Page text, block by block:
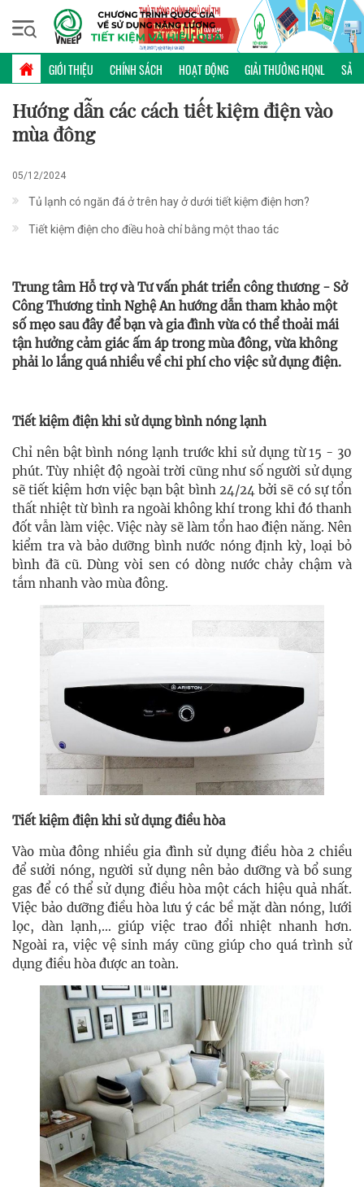
GIỚI THIỆU CHÍNH SÁCH HOẠT ĐỘNG GIẢI THƯỞNG HQNL SẢN
Thứ bảy, 08/08/2026 | 23:34 GMT+7
MẸO HỮU ÍCH
Hướng dẫn các cách tiết kiệm điện vào
mùa đông
05/12/2024
Tủ lạnh có ngăn đá ở trên hay ở dưới tiết kiệm điện hơn?
Tiết kiệm điện cho điều hoà chỉ bằng một thao tác
Trung tâm Hỗ trợ và Tư vấn phát triển công thương - Sở
Công Thương tỉnh Nghệ An hướng dẫn tham khảo một
số mẹo sau đây để bạn và gia đình vừa có thể thoải mái
tận hưởng cảm giác ấm áp trong mùa đông, vừa không
phải lo lắng quá nhiều về chi phí cho việc sử dụng điện.
Tiết kiệm điện khi sử dụng bình nóng lạnh
Chỉ nên bật bình nóng lạnh trước khi sử dụng từ 15 - 30
phút. Tùy nhiệt độ ngoài trời cũng như số người sử dụng
sẽ tiết kiệm hơn việc bạn bật bình 24/24 bởi sẽ có sự tổn
thất nhiệt từ bình ra ngoài không khí trong khi đó thanh
đốt vẫn làm việc. Việc này sẽ làm tổn hao điện năng. Nên
kiểm tra và bảo dưỡng bình nước nóng định kỳ, loại bỏ
bình đã cũ. Dùng vòi sen có dòng nước chảy chậm và
tắm nhanh vào mùa đông.
Tiết kiệm điện khi sử dụng điều hòa
Vào mùa đông nhiều gia đình sử dụng điều hòa 2 chiều
để sưởi nóng, người sử dụng nên bảo dưỡng và bổ sung
gas để có thể sử dụng điều hòa một cách hiệu quả nhất.
Việc bảo dưỡng điều hòa lưu ý các bề mặt dàn nóng, lưới
lọc, dàn lạnh,… giúp việc trao đổi nhiệt nhanh hơn.
Ngoài ra, việc vệ sinh máy cũng giúp cho quá trình sử
dụng điều hòa được an toàn.